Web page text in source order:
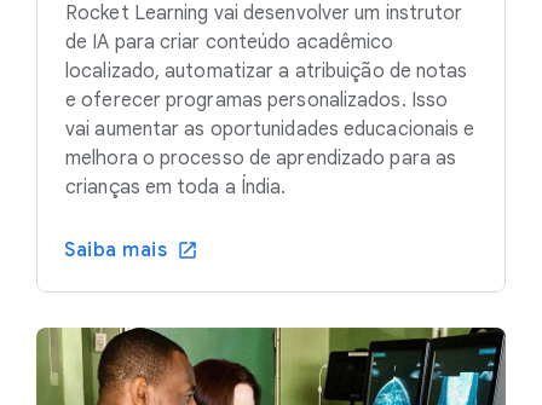
Rocket Learning vai desenvolver um instrutor
de IA para criar conteúdo acadêmico
localizado, automatizar a atribuição de notas
e oferecer programas personalizados. Isso
vai aumentar as oportunidades educacionais e
melhora o processo de aprendizado para as
crianças em toda a Índia.
Saiba mais